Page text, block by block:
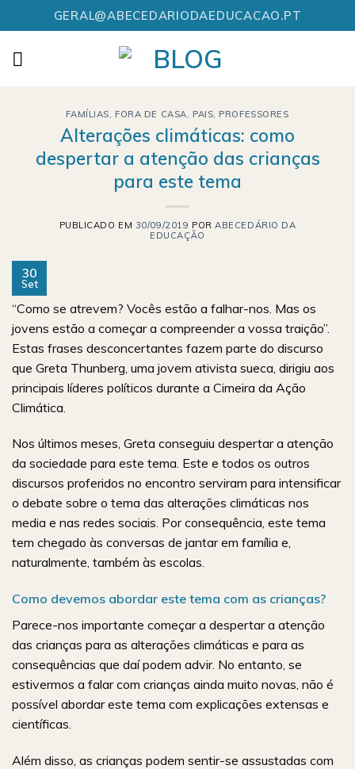
to
content
GERAL@ABECEDARIODAEDUCACAO.PT
FAMÍLIAS,FORA DE CASA, PAIS,PROFESSORES
Alterações climáticas: como
despertar a atenção das crianças
para este tema
PUBLICADO EM 30/09/2019 PORABECEDÁRIO DA
EDUCAÇÃO
30
Set
“Como se atrevem? Vocês estão a falhar-nos. Mas os
jovens estão a começar a compreender a vossa traição”.
Estas frases desconcertantes fazem parte do discurso
que Greta Thunberg, uma jovem ativista sueca, dirigiu aos
principais líderes políticos durante a Cimeira da Ação
Climática.
Nos últimos meses, Greta conseguiu despertar a atenção
da sociedade para este tema. Este e todos os outros
discursos proferidos no encontro serviram para intensificar
o debate sobre o tema das alterações climáticas nos
media e nas redes sociais. Por consequência, este tema
tem chegado às conversas de jantar em família e,
naturalmente, também às escolas.
Como devemos abordar este tema com as crianças?
Parece-nos importante começar a despertar a atenção
das crianças para as alterações climáticas e para as
consequências que daí podem advir. No entanto, se
estivermos a falar com crianças ainda muito novas, não é
possível abordar este tema com explicações extensas e
científicas.
Além disso, as crianças podem sentir-se assustadas com